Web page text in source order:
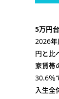
5万円
2026
円と比
家賃帯
30.6％
入生全